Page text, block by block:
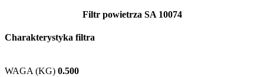
Filtr powietrza SA 10074
Charakterystyka filtra
WAGA (KG) 0.500